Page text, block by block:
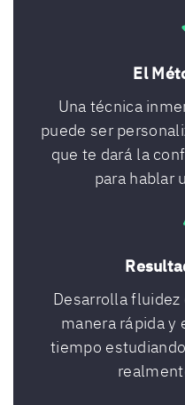
El
Una técnica
puede ser
que te dará la
para hablar
Desarrolla
manera rápida y
tiempo